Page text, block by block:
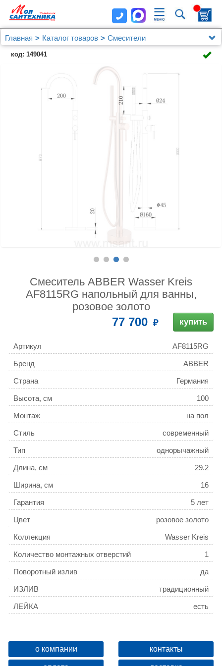
Главная Каталог товаров
Смесители
Смеситель ABBER Wasser Kreis AF8115RG
напольный для ванны, розовое золото
код: 149041
Смеситель ABBER Wasser Kreis
AF8115RG напольный для ванны,
розовое золото
77 700 купить
Артикул AF8115RG
Бренд ABBER
Страна Германия
Высота, см 100
Монтаж на пол
Стиль современный
Тип однорычажный
Длина, см 29.2
Ширина, см 16
Гарантия 5 лет
Цвет розовое золото
Коллекция Wasser Kreis
Количество монтажных отверстий 1
Поворотный излив да
ИЗЛИВ традиционный
ЛЕЙКА есть
о компании контакты